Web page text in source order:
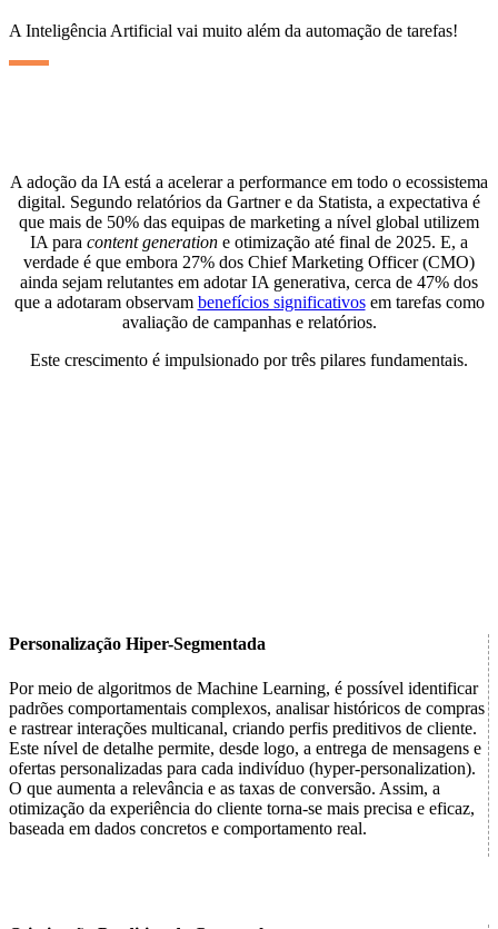
A Inteligência Artificial vai muito além da automação de tarefas!
A adoção da IA está a acelerar a performance em todo o ecossistema
digital. Segundo relatórios da Gartner e da Statista, a expectativa é
que mais de 50% das equipas de marketing a nível global utilizem
IA para content generation e otimização até final de 2025. E, a
verdade é que embora 27% dos Chief Marketing Officer (CMO)
ainda sejam relutantes em adotar IA generativa, cerca de 47% dos
que a adotaram observam benefícios significativosem tarefas como
avaliação de campanhas e relatórios.
Este crescimento é impulsionado por três pilares fundamentais.
Personalização Hiper-Segmentada
Por meio de algoritmos de Machine Learning, é possível identificar
padrões comportamentais complexos, analisar históricos de compras
e rastrear interações multicanal, criando perfis preditivos de cliente.
Este nível de detalhe permite, desde logo, a entrega de mensagens e
ofertas personalizadas para cada indivíduo (hyper-personalization).
O que aumenta a relevância e as taxas de conversão. Assim, a
otimização da experiência do cliente torna-se mais precisa e eficaz,
baseada em dados concretos e comportamento real.